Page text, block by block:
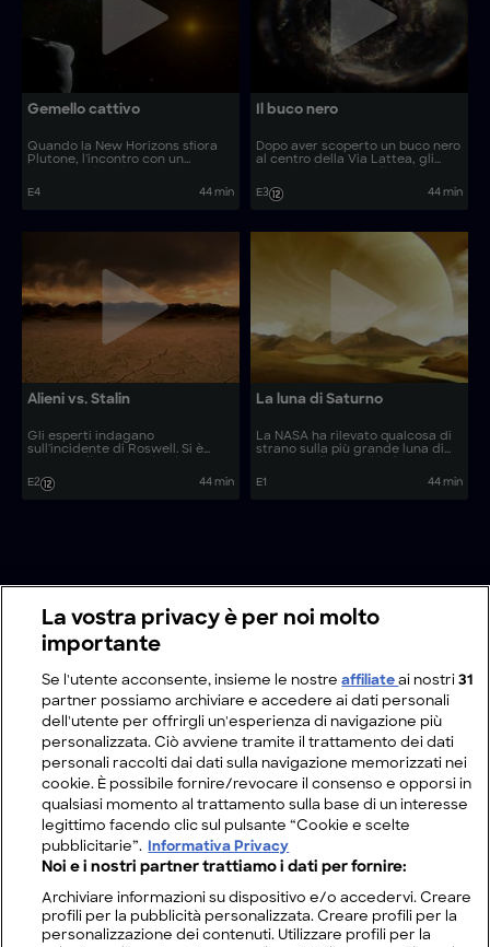
Gemello cattivo
Quando la New Horizons sfiora
Plutone, l'incontro con un
spegnimento dei computer. Gli
esperti indagano.
E4 44 min
Il buco nero
Dopo aver scoperto un buco nero
al centro della Via Lattea, gli
quanto possa essere pericoloso
questo mostro cosmico sulla
E3 44 min
Alieni vs. Stalin
Gli esperti indagano
sull'incidente di Roswell. Si è
sovietica ideata da Stalin, o è la
storia con un ennesimo
E2 44 min
La luna di Saturno
La NASA ha rilevato qualcosa di
strano sulla più grande luna di
scoprire se vi è traccia di una
possibile presenza aliena.
E1 44 min
La vostra privacy è per noi molto
importante
Se l'utente acconsente, insieme le nostreaffiliateai nostri31
partner possiamo archiviare e accedere ai dati personali
dell'utente per offrirgli un'esperienza di navigazione più
personalizzata. Ciò avviene tramite il trattamento dei dati
personali raccolti dai dati sulla navigazione memorizzati nei
cookie. È possibile fornire/revocare il consenso e opporsi in
qualsiasi momento al trattamento sulla base di un interesse
legittimo facendo clic sul pulsante “Cookie e scelte
pubblicitarie”.
Informativa Privacy
Noi e i nostri partner trattiamo i dati per fornire:
Archiviare informazioni su dispositivo e/o accedervi. Creare
profili per la pubblicità personalizzata. Creare profili per la
personalizzazione dei contenuti. Utilizzare profili per la